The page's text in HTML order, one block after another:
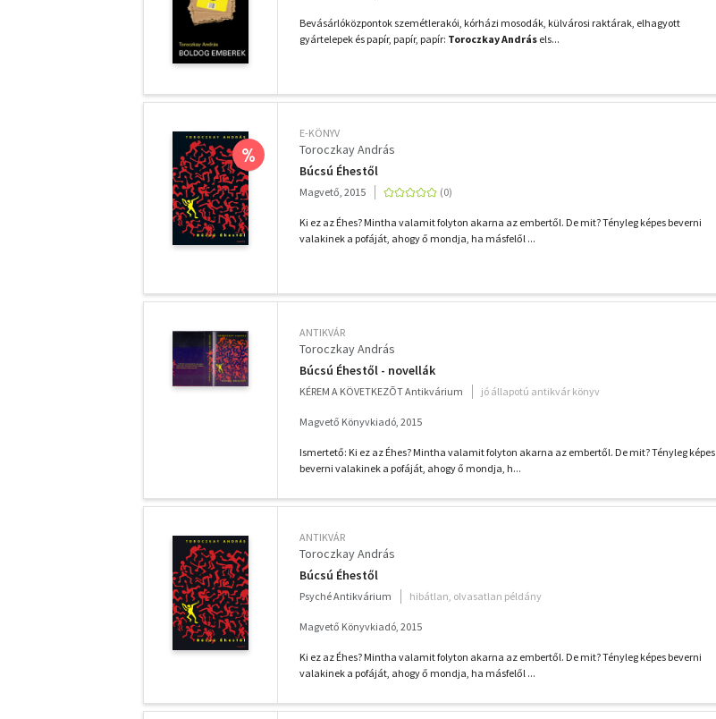
Bevásárlóközpontok szemétlerakói, kórházi mosodák, külvárosi raktárak, elhagyott
gyártelepek és papír, papír, papír: Toroczkay András els...
%
E-KÖNYV
Toroczkay András
Búcsú Éhestől
Magvető, 2015
Ki ez az Éhes? Mintha valamit folyton akarna az embertől. De mit? Tényleg képes beverni
valakinek a pofáját, ahogy ő mondja, ha másfelől ...
ANTIKVÁR
Toroczkay András
Búcsú Éhestől - novellák
KÉREM A KÖVETKEZÕT Antikvárium jó állapotú antikvár könyv
Magvető Könyvkiadó, 2015
Ismertető: Ki ez az Éhes? Mintha valamit folyton akarna az embertől. De mit? Tényleg képes
beverni valakinek a pofáját, ahogy ő mondja, h...
ANTIKVÁR
Toroczkay András
Búcsú Éhestől
Psyché Antikvárium hibátlan, olvasatlan példány
Magvető Könyvkiadó, 2015
Ki ez az Éhes? Mintha valamit folyton akarna az embertől. De mit? Tényleg képes beverni
valakinek a pofáját, ahogy ő mondja, ha másfelől ...